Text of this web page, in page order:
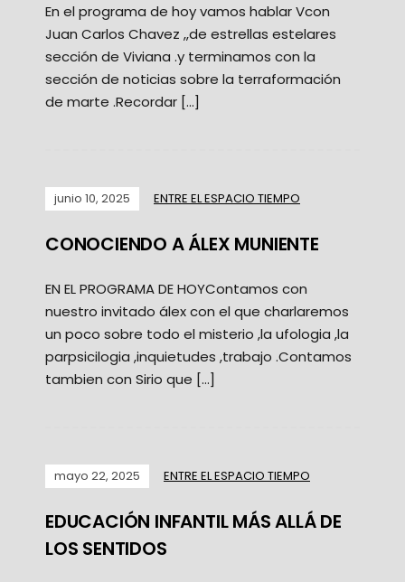
En el programa de hoy vamos hablar Vcon
Juan Carlos Chavez ,,de estrellas estelares
sección de Viviana .y terminamos con la
sección de noticias sobre la terraformación
de marte .Recordar […]
junio 10, 2025 ENTRE EL ESPACIO TIEMPO
CONOCIENDO A ÁLEX MUNIENTE
EN EL PROGRAMA DE HOYContamos con
nuestro invitado álex con el que charlaremos
un poco sobre todo el misterio ,la ufologia ,la
parpsicilogia ,inquietudes ,trabajo .Contamos
tambien con Sirio que […]
mayo 22, 2025 ENTRE EL ESPACIO TIEMPO
EDUCACIÓN INFANTIL MÁS ALLÁ DE
LOS SENTIDOS